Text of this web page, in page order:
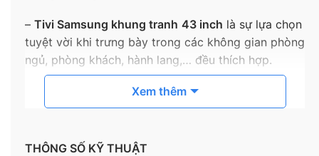
– Tivi Samsung khung tranh 43 inch là sự lựa chọn
tuyệt vời khi trưng bày trong các không gian phòng
ngủ, phòng khách, hành lang,… đều thích hợp.
Xem thêm
THÔNG SỐ KỸ THUẬT